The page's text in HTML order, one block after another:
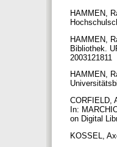
HAMMEN,
HAMMEN,
Bibliothek.
2003121811
HAMMEN,
CORFIELD,
In:
on Digital
KOSSEL,